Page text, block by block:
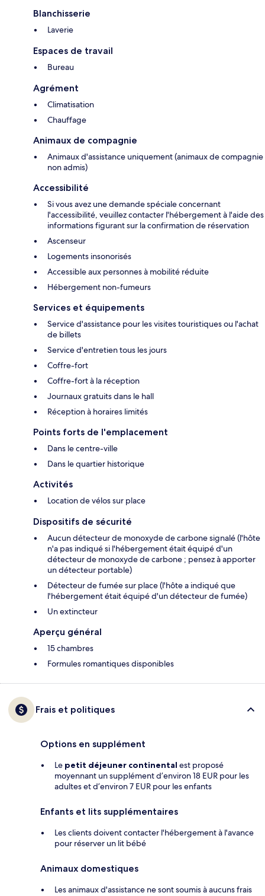
Blanchisserie
Laverie
Espaces de travail
Bureau
Agrément
Climatisation
Chauffage
Animaux de compagnie
Animaux d'assistance uniquement (animaux de compagnie
non admis)
Accessibilité
Si vous avez une demande spéciale concernant
l'accessibilité, veuillez contacter l'hébergement à l'aide des
informations figurant sur la confirmation de réservation
Ascenseur
Logements insonorisés
Accessible aux personnes à mobilité réduite
Hébergement non-fumeurs
Services et équipements
Service d'assistance pour les visites touristiques ou l'achat
de billets
Service d'entretien tous les jours
Coffre-fort
Coffre-fort à la réception
Journaux gratuits dans le hall
Réception à horaires limités
Points forts de l'emplacement
Dans le centre-ville
Dans le quartier historique
Activités
Location de vélos sur place
Dispositifs de sécurité
Aucun détecteur de monoxyde de carbone signalé (l'hôte
n'a pas indiqué si l'hébergement était équipé d'un
détecteur de monoxyde de carbone ; pensez à apporter
un détecteur portable)
Détecteur de fumée sur place (l'hôte a indiqué que
l'hébergement était équipé d'un détecteur de fumée)
Un extincteur
Aperçu général
15 chambres
Formules romantiques disponibles
Frais et politiques
Options en supplément
Le petit déjeuner continental est proposé
moyennant un supplément d’environ 18 EUR pour les
adultes et d’environ 7 EUR pour les enfants
Enfants et lits supplémentaires
Les clients doivent contacter l'hébergement à l'avance
pour réserver un lit bébé
Animaux domestiques
Les animaux d'assistance ne sont soumis à aucuns frais